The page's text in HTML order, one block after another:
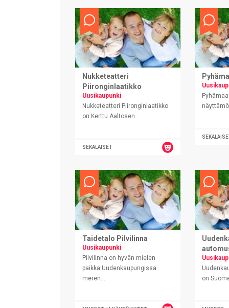
Nukketeatteri
Piironginlaatikko
Uusikaupunki
Nukketeatteri Piironginlaatikko
on Kerttu Aaltosen...
SEKALAISET
SEKALAISET
Taidetalo Pilvilinna
Uusikaupunki
Pilvilinna on hyvän mielen
paikka Uudenkaupungissa
meren...
on